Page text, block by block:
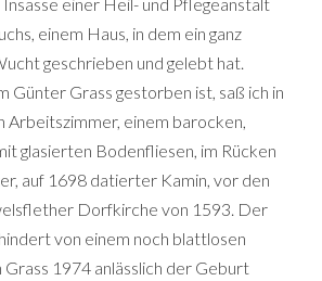
einem Haus, in dem ein ganz
geschrieben und gelebt hat.
Günter Grass gestorben ist, saß ich in
Arbeitszimmer, einem barocken,
glasierten Bodenfliesen, im Rücken
auf 1698 datierter Kamin, vor den
Dorfkirche von 1593. Der
von einem noch blattlosen
Grass 1974 anlässlich der Geburt